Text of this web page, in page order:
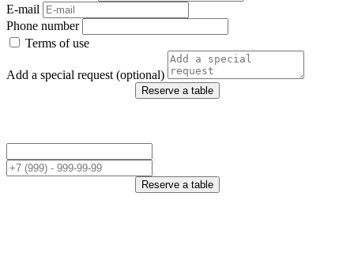
E-mail
Phone number
Terms of use
Add a special request (optional)
Reserve a table
Reserve a table